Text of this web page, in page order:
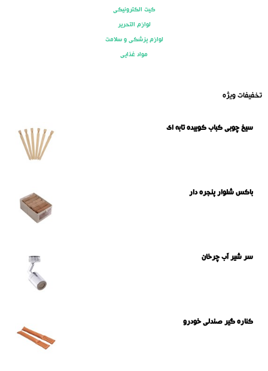
کیت الکترونیکی
لوازم التحریر
لوازم پزشکی و سلامت
مواد غذایی
تخفیفات ویژه
سیخ چوبی کباب کوبیده تابه ای
باکس شلوار پنجره دار
سر شیر آب چرخان
کناره گیر صندلی خودرو